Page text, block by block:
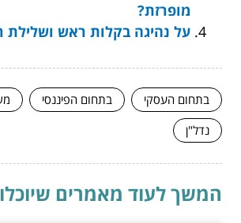
מופרזת?
על נהיגה בקלות ראש ושלילת
בתחום העסקי בתחום הפיננסי
נדל"ן
המשך לעוד מאמרים